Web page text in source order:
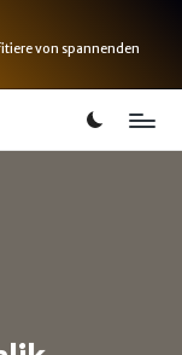
von spannenden